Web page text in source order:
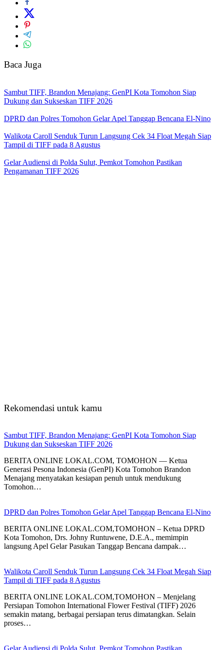
Baca Juga
Sambut TIFF, Brandon Menajang: ​GenPI Kota Tomohon Siap
Dukung dan Sukseskan TIFF 2026
DPRD dan Polres Tomohon Gelar Apel Tanggap Bencana El-Nino
Walikota Caroll Senduk Turun Langsung Cek 34 Float Megah Siap
Tampil di TIFF pada 8 Agustus
Gelar Audiensi di Polda Sulut, Pemkot Tomohon Pastikan
Pengamanan TIFF 2026
Rekomendasi untuk kamu
Sambut TIFF, Brandon Menajang: ​GenPI Kota Tomohon Siap
Dukung dan Sukseskan TIFF 2026
BERITA ONLINE LOKAL.COM, TOMOHON — Ketua
Generasi Pesona Indonesia (GenPI) Kota Tomohon Brandon
Menajang menyatakan kesiapan penuh untuk mendukung
Tomohon…
DPRD dan Polres Tomohon Gelar Apel Tanggap Bencana El-Nino
BERITA ONLINE LOKAL.COM,TOMOHON – Ketua DPRD
Kota Tomohon, Drs. Johny Runtuwene, D.E.A., memimpin
langsung Apel Gelar Pasukan Tanggap Bencana dampak…
Walikota Caroll Senduk Turun Langsung Cek 34 Float Megah Siap
Tampil di TIFF pada 8 Agustus
BERITA ONLINE LOKAL.COM,TOMOHON – Menjelang
Persiapan Tomohon International Flower Festival (TIFF) 2026
semakin matang, berbagai persiapan terus dimatangkan. Selain
proses…